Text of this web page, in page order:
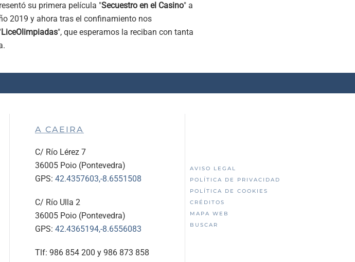
su primera película "Secuestro en el Casino" a
2019 y ahora tras el confinamiento nos
LiceOlimpiadas", que esperamos la reciban con tanta
A CAEIRA
C/ Río Lérez 7
36005 Poio (Pontevedra)
GPS: 42.4357603,-8.6551508
C/ Río Ulla 2
36005 Poio (Pontevedra)
GPS: 42.4365194,-8.6556083
Tlf: 986 854 200 y 986 873 858
AVISO LEGAL
POLÍTICA DE PRIVACIDAD
POLÍTICA DE COOKIES
CRÉDITOS
MAPA WEB
BUSCAR